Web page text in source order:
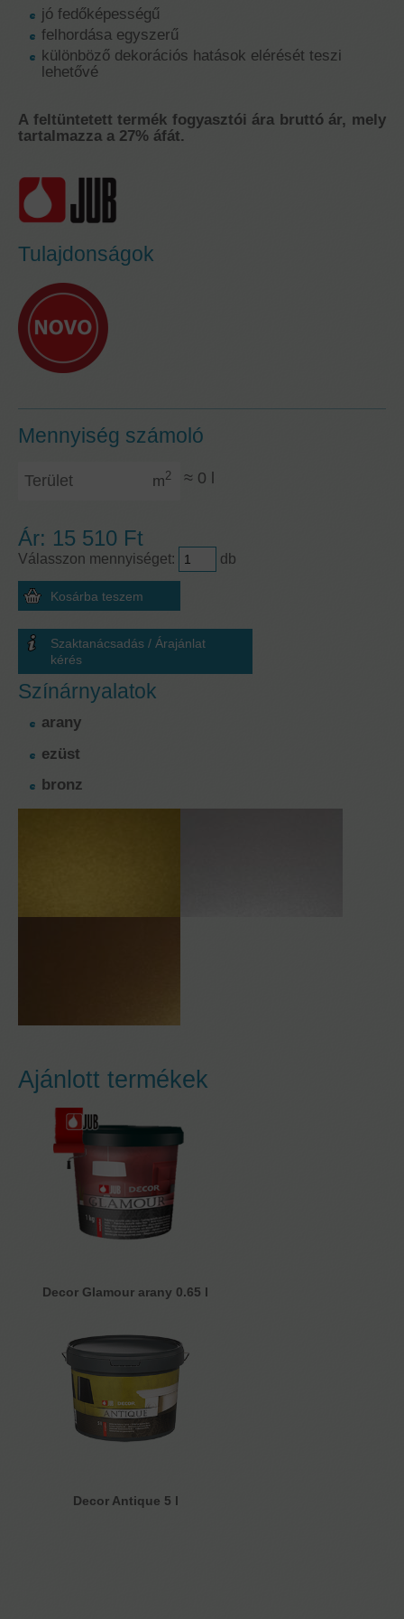
jó fedőképességű
felhordása egyszerű
különböző dekorációs hatások elérését teszi
lehetővé
A feltüntetett termék fogyasztói ára bruttó ár, mely
tartalmazza a 27% áfát.
Tulajdonságok
Mennyiség számoló
m2 ≈ 0 l
Ár: 15 510 Ft
Válasszon mennyiséget: db
Szaktanácsadás / Árajánlat
kérés
Színárnyalatok
arany
ezüst
bronz
Ajánlott termékek
Decor Glamour arany 0.65 l
Decor Antique 5 l